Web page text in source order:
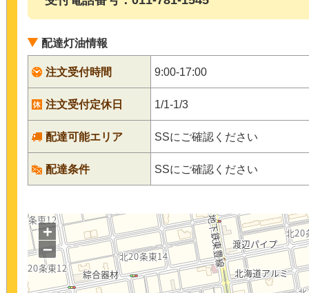
配達灯油情報
注文受付時間 9:00-17:00
注文受付定休日 1/1-1/3
配達可能エリア SSにご確認ください
配達条件 SSにご確認ください
+
−